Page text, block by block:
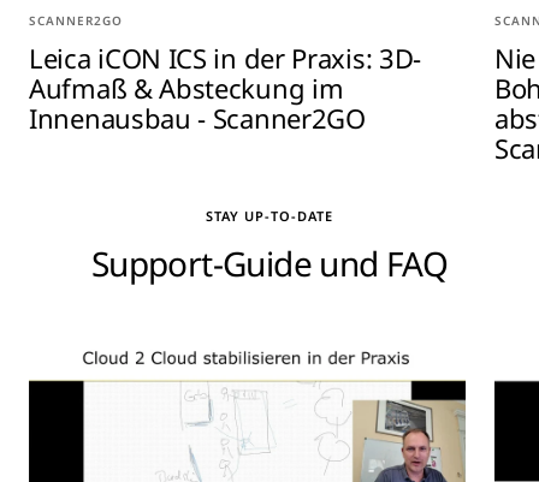
SCANNER2GO
Leica iCON ICS in der Praxis: 3D-
Aufmaß & Absteckung im
Innenausbau - Scanner2GO
STAY UP-TO-DATE
Support-Guide und FAQ